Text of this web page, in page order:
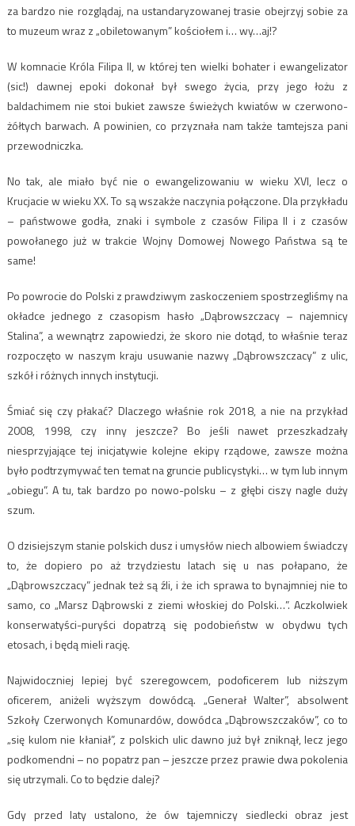
za bardzo nie rozglądaj, na ustandaryzowanej trasie obejrzyj sobie za
to muzeum wraz z „obiletowanym” kościołem i… wy…aj!?
W komnacie Króla Filipa II, w której ten wielki bohater i ewangelizator
(sic!) dawnej epoki dokonał był swego życia, przy jego łożu z
baldachimem nie stoi bukiet zawsze świeżych kwiatów w czerwono-
żółtych barwach. A powinien, co przyznała nam także tamtejsza pani
przewodniczka.
No tak, ale miało być nie o ewangelizowaniu w wieku XVI, lecz o
Krucjacie w wieku XX. To są wszakże naczynia połączone. Dla przykładu
– państwowe godła, znaki i symbole z czasów Filipa II i z czasów
powołanego już w trakcie Wojny Domowej Nowego Państwa są te
same!
Po powrocie do Polski z prawdziwym zaskoczeniem spostrzegliśmy na
okładce jednego z czasopism hasło „Dąbrowszczacy – najemnicy
Stalina”, a wewnątrz zapowiedzi, że skoro nie dotąd, to właśnie teraz
rozpoczęto w naszym kraju usuwanie nazwy „Dąbrowszczacy” z ulic,
szkół i różnych innych instytucji.
Śmiać się czy płakać? Dlaczego właśnie rok 2018, a nie na przykład
2008, 1998, czy inny jeszcze? Bo jeśli nawet przeszkadzały
niesprzyjające tej inicjatywie kolejne ekipy rządowe, zawsze można
było podtrzymywać ten temat na gruncie publicystyki… w tym lub innym
„obiegu”. A tu, tak bardzo po nowo-polsku – z głębi ciszy nagle duży
szum.
O dzisiejszym stanie polskich dusz i umysłów niech albowiem świadczy
to, że dopiero po aż trzydziestu latach się u nas połapano, że
„Dąbrowszczacy” jednak też są źli, i że ich sprawa to bynajmniej nie to
samo, co „Marsz Dąbrowski z ziemi włoskiej do Polski…”. Aczkolwiek
konserwatyści-puryści dopatrzą się podobieństw w obydwu tych
etosach, i będą mieli rację.
Najwidoczniej lepiej być szeregowcem, podoficerem lub niższym
oficerem, aniżeli wyższym dowódcą. „Generał Walter”, absolwent
Szkoły Czerwonych Komunardów, dowódca „Dąbrowszczaków”, co to
„się kulom nie kłaniał”, z polskich ulic dawno już był zniknął, lecz jego
podkomendni – no popatrz pan – jeszcze przez prawie dwa pokolenia
się utrzymali. Co to będzie dalej?
Gdy przed laty ustalono, że ów tajemniczy siedlecki obraz jest